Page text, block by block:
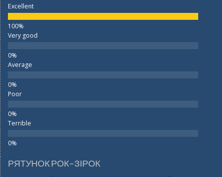
Excellent
Very good
Average
Poor
Terrible
РЯТУНОК РОК-ЗІРОК